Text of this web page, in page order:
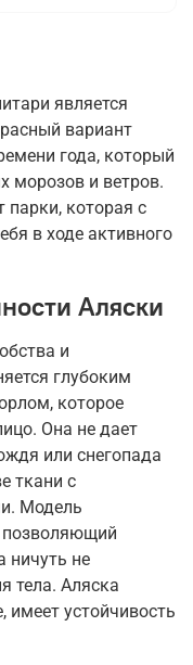
является
вариант
года, который
морозов и ветров.
парки, которая с
в ходе активного
Аляски
и
глубоким
которое
Она не дает
или снегопада
ткани с
Модель
позволяющий
ничуть не
тела. Аляска
имеет устойчивость